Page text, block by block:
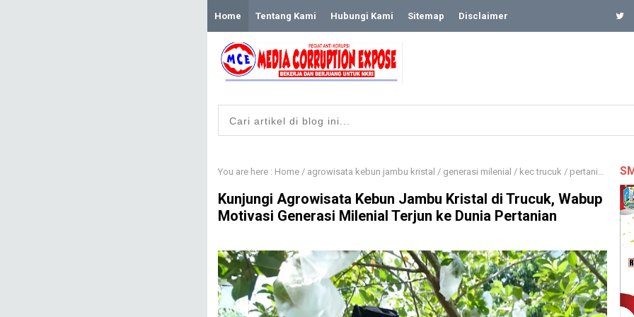
Home Tentang Kami Hubungi Kami Sitemap Disclaimer
You are here : Home / agrowisata kebun jambu kristal / generasi milenial / kec trucuk / pertanian
Kunjungi Agrowisata Kebun Jambu Kristal di Trucuk, Wabup
Motivasi Generasi Milenial Terjun ke Dunia Pertanian